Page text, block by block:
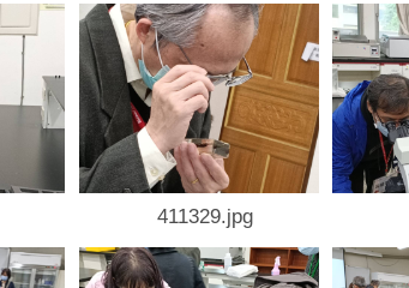
411329.jpg